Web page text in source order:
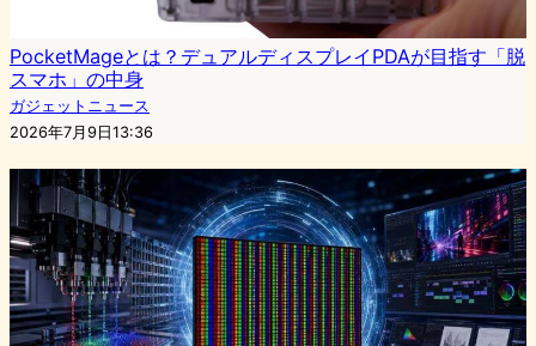
PocketMageとは？デュアルディスプレイPDAが目指す「脱
スマホ」の中身
ガジェットニュース
2026年7月9日13:36